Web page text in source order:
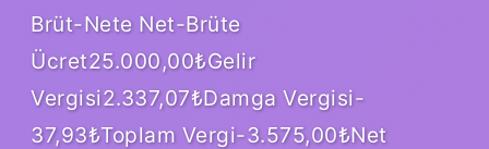
Brüt-Nete Net-Brüte
Ücret25.000,00₺Gelir
Vergisi2.337,07₺Damga Vergisi-
37,93₺Toplam Vergi-3.575,00₺Net